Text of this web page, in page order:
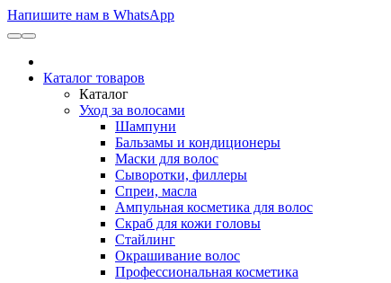
Напишите нам в WhatsApp
Каталог товаров
Каталог
Уход за волосами
Шампуни
Бальзамы и кондиционеры
Маски для волос
Сыворотки, филлеры
Спреи, масла
Ампульная косметика для волос
Скраб для кожи головы
Стайлинг
Окрашивание волос
Профессиональная косметика